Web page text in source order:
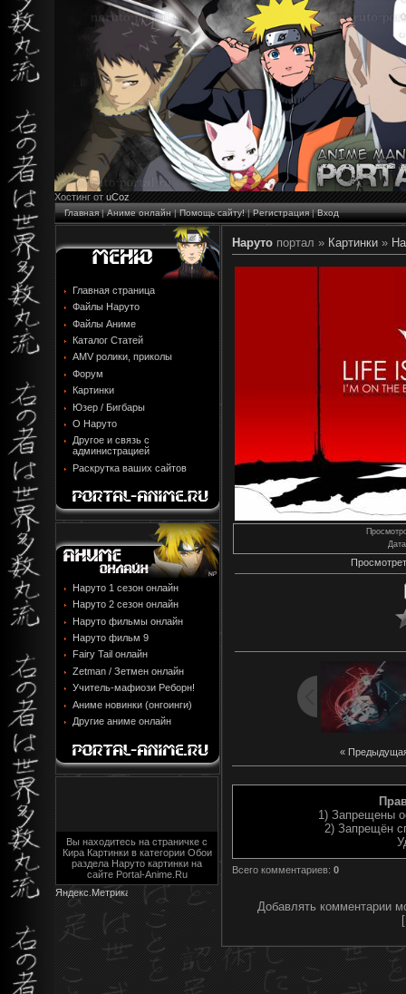
Хостинг от uCoz
Главная|Аниме онлайн|Помощь сайту!|Регистрация|Вход
Главная страница
Файлы Наруто
Файлы Аниме
Каталог Статей
AMV ролики, приколы
Форум
Картинки
Юзер / Бигбары
О Наруто
Другое и связь с
администрацией
Раскрутка ваших сайтов
Наруто 1 сезон онлайн
Наруто 2 сезон онлайн
Наруто фильмы онлайн
Наруто фильм 9
Fairy Tail онлайн
Zetman / Зетмен онлайн
Учитель-мафиози Реборн!
Аниме новинки (онгоинги)
Другие аниме онлайн
Вы находитесь на страничке с
Кира Картинки в категории Обои
раздела Наруто картинки на
сайте Portal-Anime.Ru
Наруто портал » Картинки »
Дата
«
1) Запрещены
2) Запрещён
Всего комментариев: 0
Добавлять комментарии